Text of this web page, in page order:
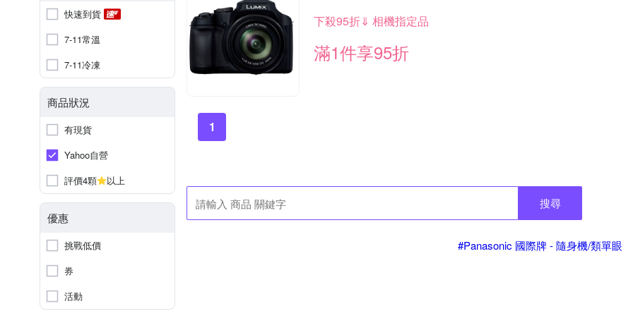
快速到貨
7-11常溫
7-11冷凍
商品狀況
有現貨
Yahoo自營
評價4顆
以上
優惠
挑戰低價
券
活動
下殺95折⇓ 相機指定品
滿1件享95折
1
搜尋
#Panasonic 國際牌 - 隨身機/類單眼